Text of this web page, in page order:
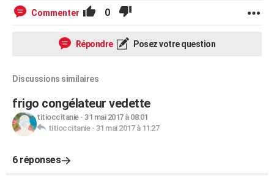
Commenter 0
Répondre Posez votre question
Discussions similaires
frigo congélateur vedette
titioccitanie- 31 mai 2017 à 08:01
titioccitanie- 31 mai 2017 à 11:27
6 réponses